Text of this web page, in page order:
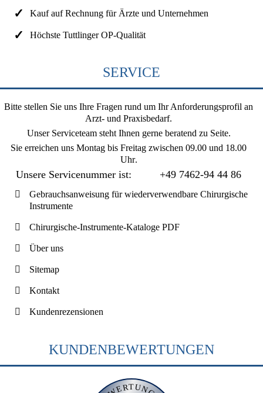
Kauf auf Rechnung für Ärzte und Unternehmen
Höchste Tuttlinger OP-Qualität
SERVICE
Bitte stellen Sie uns Ihre Fragen rund um Ihr Anforderungsprofil an
Arzt- und Praxisbedarf.
Unser Serviceteam steht Ihnen gerne beratend zu Seite.
Sie erreichen uns Montag bis Freitag zwischen 09.00 und 18.00
Uhr.
Unsere Servicenummer ist: +49 7462-94 44 86
Gebrauchsanweisung für wiederverwendbare Chirurgische
Instrumente
Chirurgische-Instrumente-Kataloge PDF
Über uns
Sitemap
Kontakt
Kundenrezensionen
KUNDENBEWERTUNGEN